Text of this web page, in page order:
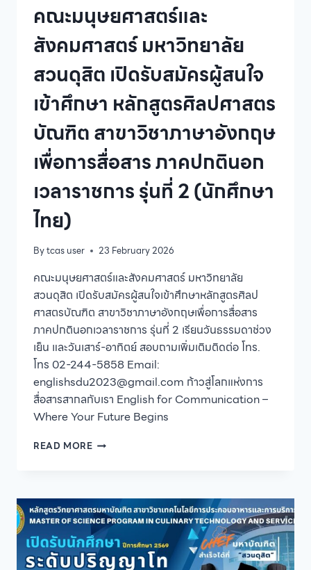
คณะมนุษยศาสตร์และ
สังคมศาสตร์ มหาวิทยาลัย
สวนดุสิต เปิดรับสมัครผู้สนใจ
เข้าศึกษา หลักสูตรศิลปศาสตร
บัณฑิต สาขาวิชาภาษาอังกฤษ
เพื่อการสื่อสาร ภาคปกตินอก
เวลาราชการ รุ่นที่ 2 (นักศึกษา
ไทย)
Bytcas user 23 February 2026
คณะมนุษยศาสตร์และสังคมศาสตร์ มหาวิทยาลัย
สวนดุสิต เปิดรับสมัครผู้สนใจเข้าศึกษาหลักสูตรศิลป
ศาสตรบัณฑิต สาขาวิชาภาษาอังกฤษเพื่อการสื่อสาร
ภาคปกตินอกเวลาราชการ รุ่นที่ 2 เรียนวันธรรมดาช่วง
เย็น และวันเสาร์-อาทิตย์ สอบถามเพิ่มเติมติดต่อ โทร.
โทร 02-244-5858 Email:
englishsdu2023@gmail.com ก้าวสู่โลกแห่งการ
สื่อสารสากลกับเรา English for Communication –
Where Your Future Begins
READ MOREคณะ
มหาวิทยาลัย
สวนดุสิต
เปิด
รับ
สมัคร